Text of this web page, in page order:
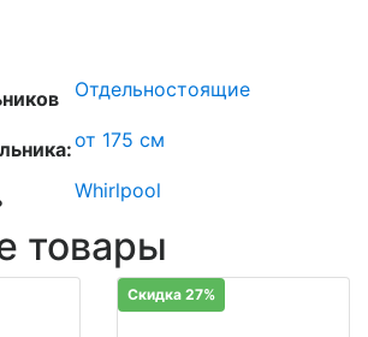
Отдельностоящие
от 175 см
Whirlpool
товары
Скидка 27%